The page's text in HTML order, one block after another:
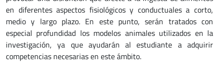
en diferentes aspectos fisiológicos y conductuales a corto,
medio y largo plazo. En este punto, serán tratados con
especial profundidad los modelos animales utilizados en la
investigación, ya que ayudarán al estudiante a adquirir
competencias necesarias en este ámbito.